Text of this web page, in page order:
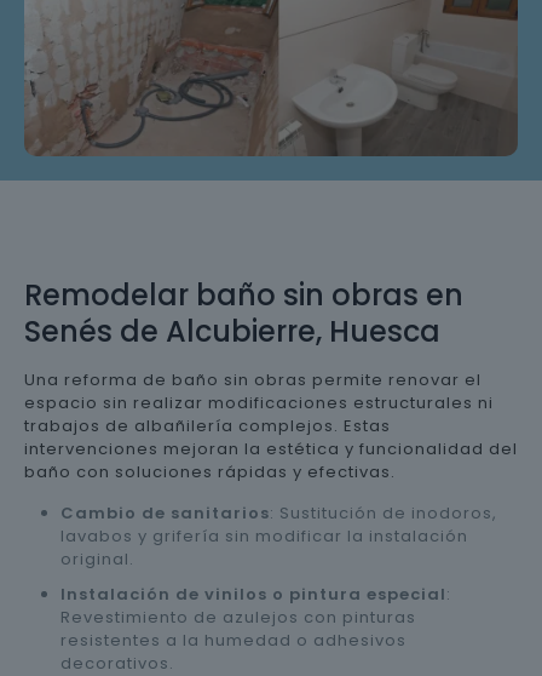
Remodelar baño sin obras en
Senés de Alcubierre, Huesca
Una reforma de baño sin obras permite renovar el
espacio sin realizar modificaciones estructurales ni
trabajos de albañilería complejos. Estas
intervenciones mejoran la estética y funcionalidad del
baño con soluciones rápidas y efectivas.
Cambio de sanitarios: Sustitución de inodoros,
lavabos y grifería sin modificar la instalación
original.
Instalación de vinilos o pintura especial:
Revestimiento de azulejos con pinturas
resistentes a la humedad o adhesivos
decorativos.